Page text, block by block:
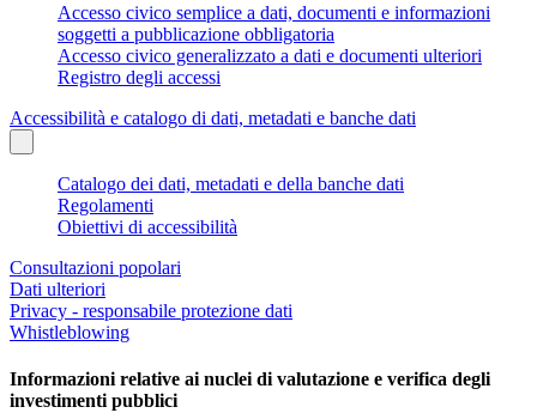
Accesso civico semplice a dati, documenti e informazioni
soggetti a pubblicazione obbligatoria
Accesso civico generalizzato a dati e documenti ulteriori
Registro degli accessi
Accessibilità e catalogo di dati, metadati e banche dati
Catalogo dei dati, metadati e della banche dati
Regolamenti
Obiettivi di accessibilità
Consultazioni popolari
Dati ulteriori
Privacy - responsabile protezione dati
Whistleblowing
Informazioni relative ai nuclei di valutazione e verifica degli
investimenti pubblici